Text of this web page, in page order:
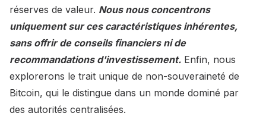
réserves de valeur. Nous nous concentrons
uniquement sur ces caractéristiques inhérentes,
sans offrir de conseils financiers ni de
recommandations d'investissement. Enfin, nous
explorerons le trait unique de non-souveraineté de
Bitcoin, qui le distingue dans un monde dominé par
des autorités centralisées.